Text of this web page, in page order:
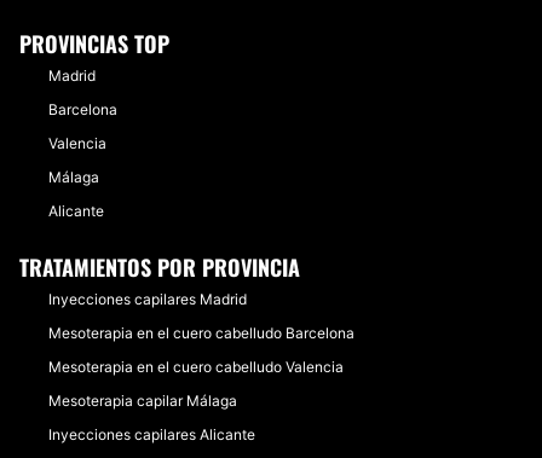
PROVINCIAS TOP
Madrid
Barcelona
Valencia
Málaga
Alicante
TRATAMIENTOS POR PROVINCIA
Inyecciones capilares Madrid
Mesoterapia en el cuero cabelludo Barcelona
Mesoterapia en el cuero cabelludo Valencia
Mesoterapia capilar Málaga
Inyecciones capilares Alicante